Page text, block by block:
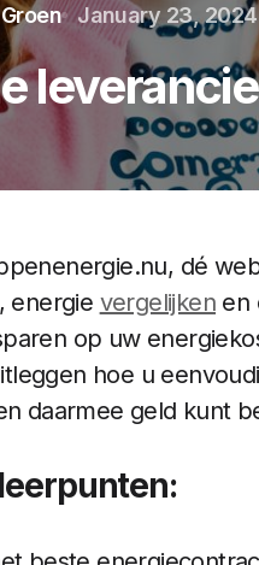
January 23, 2024
dé
energie vergelijken en
op uw
hoe u
daarmee geld kunt